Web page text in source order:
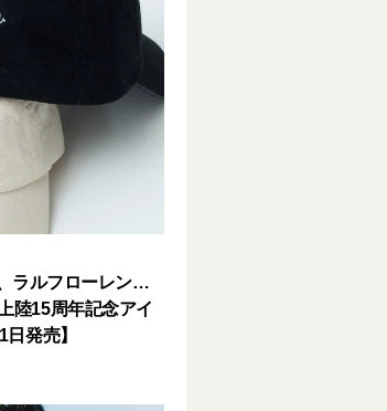
ラルフローレン…
陸15周年記念アイ
発売】